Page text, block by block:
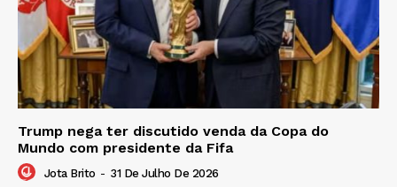
Trump nega ter discutido venda da Copa do
Mundo com presidente da Fifa
Jota Brito - 31 De Julho De 2026